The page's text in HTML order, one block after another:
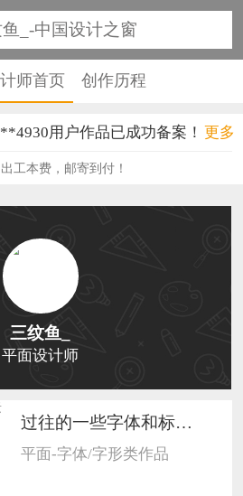
_-中国设计之窗
师首页 创作历程
用户作品已成功备案！
用户作品已成功备案！
用户作品已成功备案！
用户作品已成功备案！
用户作品已成功备案！
用户作品已成功备案！
用户作品已成功备案！
用户作品已成功备案！
用户作品已成功备案！
用户作品已成功备案！
更多
工本费，邮寄到付！
三纹鱼_
平面设计师
过往的一些字体和标志设计1005
平面-字体/字形类作品